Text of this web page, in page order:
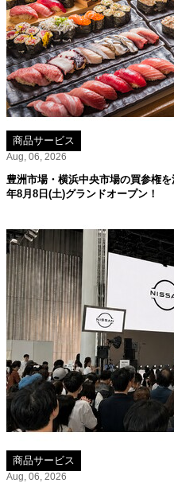
商品サービス
Aug, 06, 2026
豊洲市場・横浜中央市場の買参権
年8月8日(土)グランドオープン！
商品サービス
Aug, 06, 2026